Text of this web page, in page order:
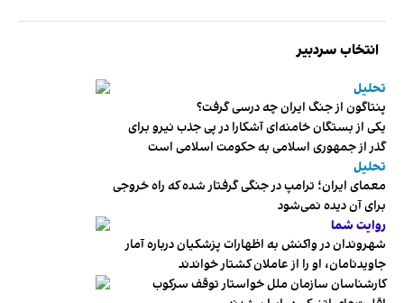
انتخاب سردبیر
تحلیل
پنتاگون از جنگ ایران چه درسی گرفت؟
یکی از بستگان خامنه‌ای آشکارا در پی جذب نیرو برای
گذر از جمهوری اسلامی به حکومت اسلامی است
تحلیل
معمای ایران؛ ترامپ در جنگی گرفتار شده که راه خروجی
برای آن دیده نمی‌شود
روایت شما
شهروندان در واکنش به اظهارات پزشکیان درباره آمار
جاویدنامان، او را از عاملان کشتار خواندند
کارشناسان سازمان ملل خواستار توقف سرکوب